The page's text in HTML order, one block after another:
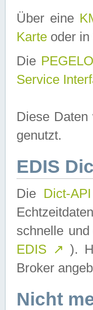
Über eine
Karte oder
Die
Service
Diese
genutzt.
EDIS
Die Dict-API
schnelle
EDIS ↗ ).
Broker
Nicht